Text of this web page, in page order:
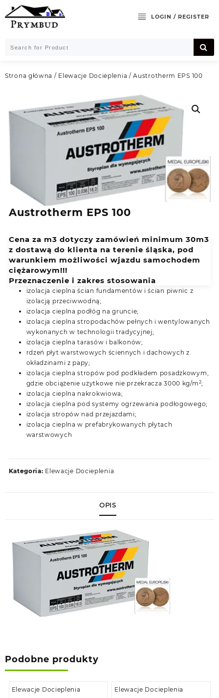
Skip
to
content
LOGIN / REGISTER
Strona główna / Elewacje Docieplenia / Austrotherm EPS 100
Austrotherm EPS 100
Cena za m3 dotyczy zamówień minimum 30m3
z dostawą do klienta na terenie śląska, pod
warunkiem możliwości wjazdu samochodem
ciężarowym!!!
Przeznaczenie i zakres stosowania
izolacja cieplna ścian fundamentów i ścian piwnic z
izolacją przeciwwodną;
izolacja cieplna podłóg na gruncie;
izolacja cieplna stropodachów pełnych i wentylowanych
wykonanych w technologii tradycyjnej;
izolacja cieplna tarasów i balkonów;
rdzeń płyt warstwowych ściennych i dachowych z
okładzinami z papy;
izolacja cieplna stropów pod podkładem posadzkowym,
gdzie obciążenie użytkowe nie przekracza 3000 kg/m2;
izolacja cieplna nakrokwiowa;
izolacja cieplna pod systemy ogrzewania podłogowego;
izolacja stropów nad przejazdami;
izolacja cieplna w prefabrykowanych płytach
warstwowych
Kategoria: Elewacje Docieplenia
OPIS
Podobne produkty
Elewacje Docieplenia Elewacje Docieplenia